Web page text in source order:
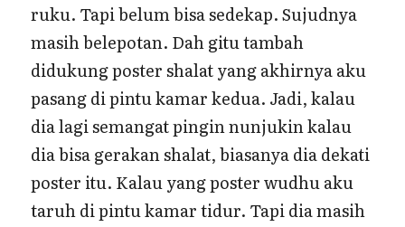
ruku. Tapi belum bisa sedekap. Sujudnya
masih belepotan. Dah gitu tambah
didukung poster shalat yang akhirnya aku
pasang di pintu kamar kedua. Jadi, kalau
dia lagi semangat pingin nunjukin kalau
dia bisa gerakan shalat, biasanya dia dekati
poster itu. Kalau yang poster wudhu aku
taruh di pintu kamar tidur. Tapi dia masih